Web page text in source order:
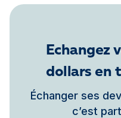
Echangez
dollars en
Échanger ses
c’est